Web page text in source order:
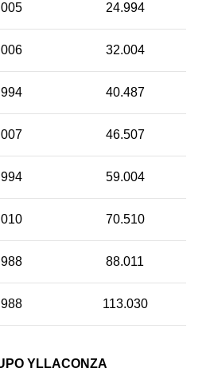
24.994
32.004
40.487
46.507
59.004
70.510
88.011
113.030
YLLACONZA